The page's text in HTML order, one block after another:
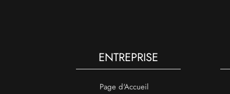
ENTREPRISE
Page d'Accueil